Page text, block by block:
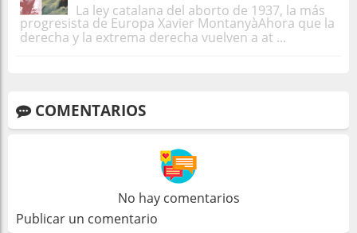
La ley catalana del aborto de 1937, la más
progresista de Europa Xavier MontanyàAhora que la
derecha y la extrema derecha vuelven a at ...
COMENTARIOS
No hay comentarios
Publicar un comentario